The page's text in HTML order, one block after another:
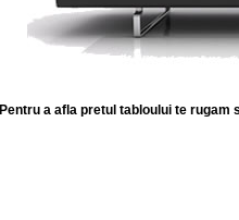
Pentru a afla pretul tabloului te rugam